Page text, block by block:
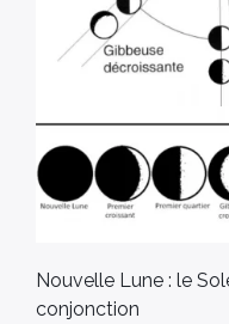
Nouvelle Lune : le
conjonction